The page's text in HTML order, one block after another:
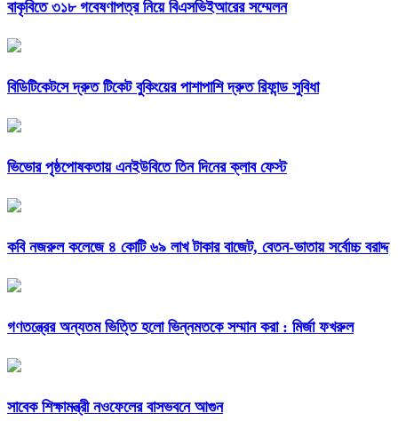
বাকৃবিতে ৩১৮ গবেষণাপত্র নিয়ে বিএসভিইআরের সম্মেলন
বিডিটিকেটসে দ্রুত টিকেট বুকিংয়ের পাশাপাশি দ্রুত রিফান্ড সুবিধা
ভিভোর পৃষ্ঠপোষকতায় এনইউবিতে তিন দিনের ক্লাব ফেস্ট
কবি নজরুল কলেজে ৪ কোটি ৬৯ লাখ টাকার বাজেট, বেতন-ভাতায় সর্বোচ্চ বরাদ্দ
গণতন্ত্রের অন্যতম ভিত্তি হলো ভিন্নমতকে সম্মান করা : মির্জা ফখরুল
সাবেক শিক্ষামন্ত্রী নওফেলের বাসভবনে আগুন